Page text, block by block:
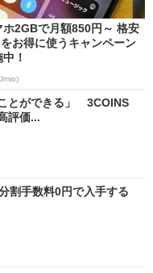
ホ2GBで月額850円～ 格安
お得に使うキャンペーン
！
とができる」 3COINS
評価...
割手数料0円で入手する